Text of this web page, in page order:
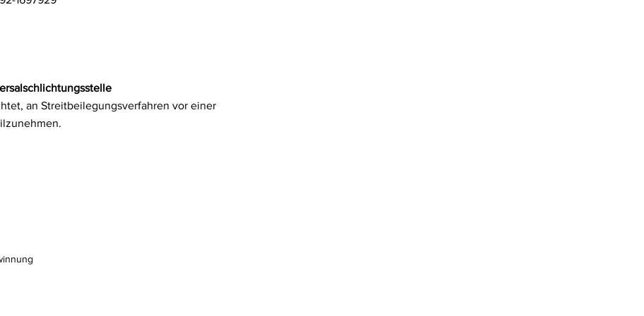
an Streitbeilegungsverfahren vor einer